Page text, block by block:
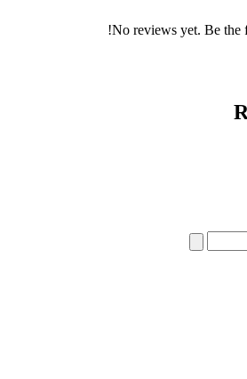
No reviews yet. Be the